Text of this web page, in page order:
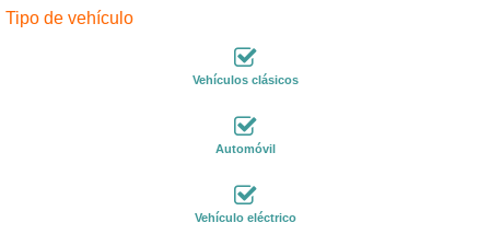
Tipo de vehículo
Vehículos clásicos
Automóvil
Vehículo eléctrico